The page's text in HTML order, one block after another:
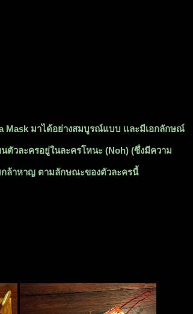
Mask มาได้อย่างสมบูรณ์แบบ และมีเอกลักษณ์
วละครอยู่ในละครโหนะ (Noh) (ซึ่งมีความ
กล้าหาญ ตามลักษณะของตัวละครนี้